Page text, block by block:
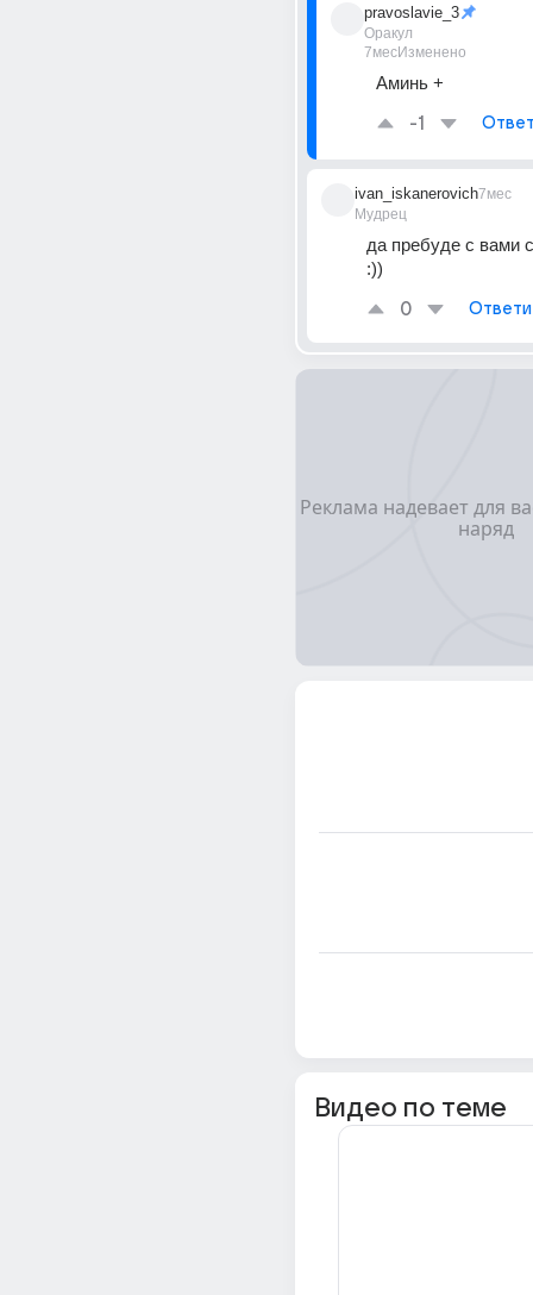
pravoslavie_3
Оракул
7месИзменено
Аминь +
-1
ivan_iskanerovich
Мудрец
7мес
да пребуде с вами
:))
0
Видео по теме